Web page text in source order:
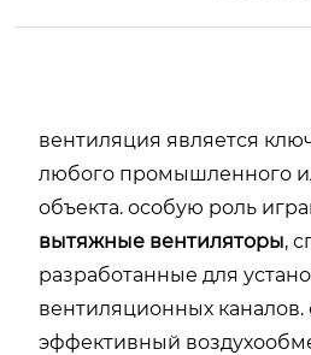
вентиляция является
любого промышленного
объекта. особую роль
вытяжные вентиляторы,
разработанные для
вентиляционных
эффективный